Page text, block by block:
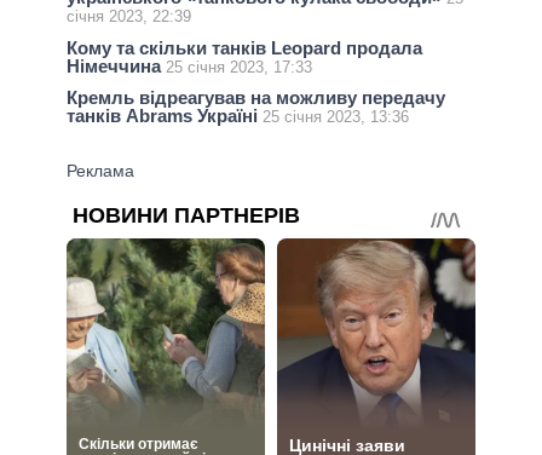
січня 2023, 22:39
Кому та скільки танків Leopard продала
Німеччина 25 січня 2023, 17:33
Кремль відреагував на можливу передачу
танків Abrams Україні 25 січня 2023, 13:36